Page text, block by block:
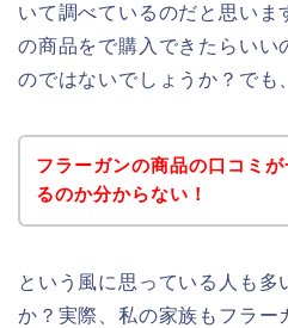
いて調べているのだと思いま
の商品をで購入できたらいい
のではないでしょうか？でも
フラーガンの商品の口コミ
るのか分からない！
という風に思っている人も多
か？実際、私の家族もフラー